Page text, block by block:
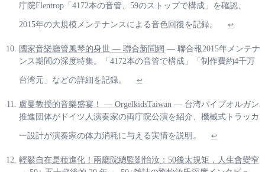
庁院Flentrop「4172本の音管、59のストップで構成」を確認、
2015年の大規模メンテナンスによる音色回復を記録。 ↩
國家音樂廳管風琴的身世 — 聯合新聞網 — 聯合報2015年メンテナ
ンス期間の深度特集。「4172本の音管で構成」「制作費約4千万
台湾元」などの詳細を記録。 ↩
盧曼教授的音樂盛宴！ — OrgelkidsTaiwan — 台湾パイプオルガン
推進団体がドイツ人演奏家の両庁院公演を紹介、機械式トラッカ
ー設計が演奏家の体力消耗に与える実情を説明。 ↩
輕鬆自在是種進化！兩廳院總監劉怡汝：50後太規矩，人生會變窄